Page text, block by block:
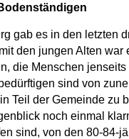
gab es in den letzten
den jungen Alten
die Menschen
sind von
Teil der Gemeinde zu
noch einmal
sind, von den 80-84-